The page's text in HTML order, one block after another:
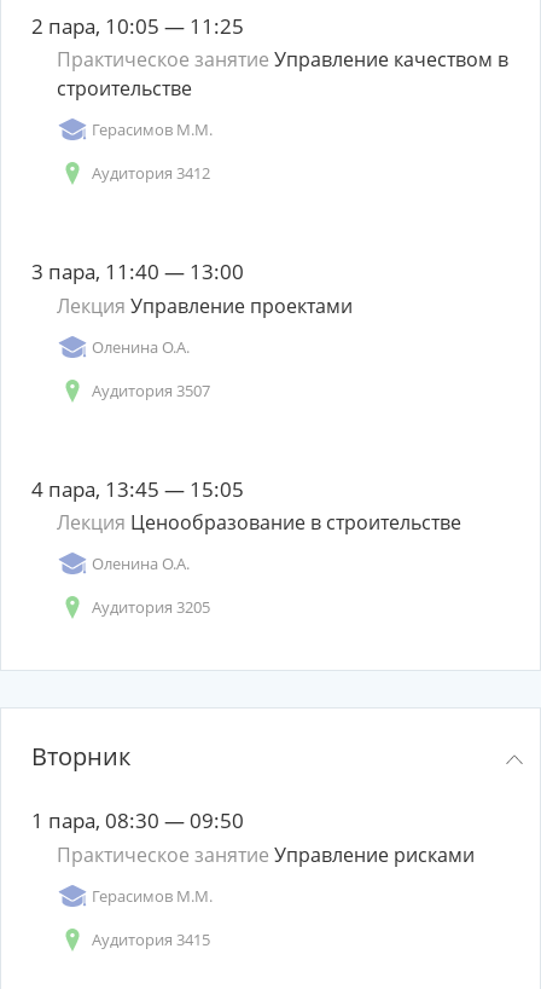
2 пара, 10:05 — 11:25
Практическое занятие Управление качеством в
строительстве
Герасимов М.М.
Аудитория 3412
3 пара, 11:40 — 13:00
Лекция Управление проектами
Оленина О.А.
Аудитория 3507
4 пара, 13:45 — 15:05
Лекция Ценообразование в строительстве
Оленина О.А.
Аудитория 3205
Вторник
1 пара, 08:30 — 09:50
Практическое занятие Управление рисками
Герасимов М.М.
Аудитория 3415